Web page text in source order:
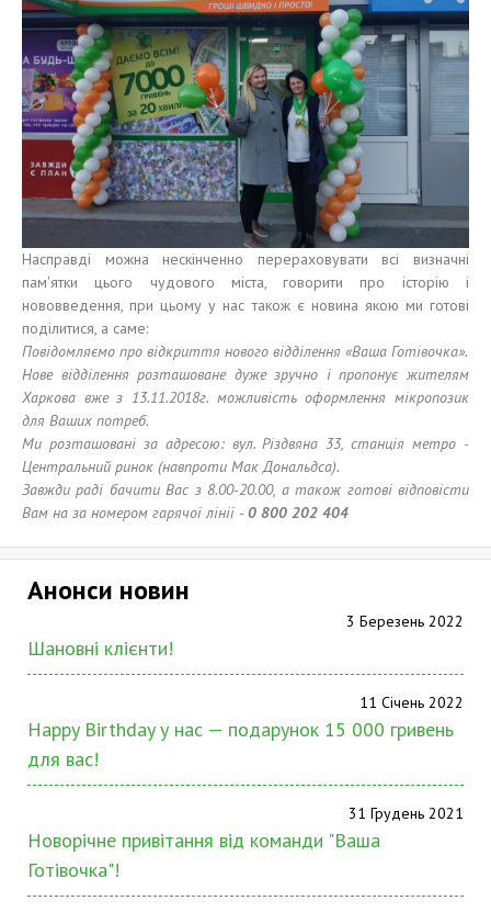
Насправді можна нескінченно перераховувати всі визначні
пам'ятки цього чудового міста, говорити про історію і
нововведення, при цьому у нас також є новина якою ми готові
поділитися, а саме:
Повідомляємо про відкриття нового відділення «Ваша Готівочка».
Нове відділення розташоване дуже зручно і пропонує жителям
Харкова вже з 13.11.2018г. можливість оформлення мікропозик
для Ваших потреб.
Ми розташовані за адресою: вул. Різдвяна 33, станція метро -
Центральний ринок (навпроти Мак Дональдса).
Завжди раді бачити Вас з 8.00-20.00, а також готові відповісти
Вам на за номером гарячої лінії -0 800 202 404
Анонси новин
3 Березень 2022
Шановні клієнти!
11 Січень 2022
Happy Birthday у нас — подарунок 15 000 гривень
для вас!
31 Грудень 2021
Новорічне привітання від команди "Ваша
Готівочка"!